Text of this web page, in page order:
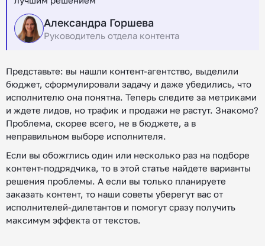
Александра Горшева
Руководитель отдела контента
Представьте: вы нашли контент-агентство, выделили
бюджет, сформулировали задачу и даже убедились, что
исполнителю она понятна. Теперь следите за метриками
и ждете лидов, но трафик и продажи не растут. Знакомо?
Проблема, скорее всего, не в бюджете, а в
неправильном выборе исполнителя.
Если вы обожглись один или несколько раз на подборе
контент-подрядчика, то в этой статье найдете варианты
решения проблемы. А если вы только планируете
заказать контент, то наши советы уберегут вас от
исполнителей-дилетантов и помогут сразу получить
максимум эффекта от текстов.